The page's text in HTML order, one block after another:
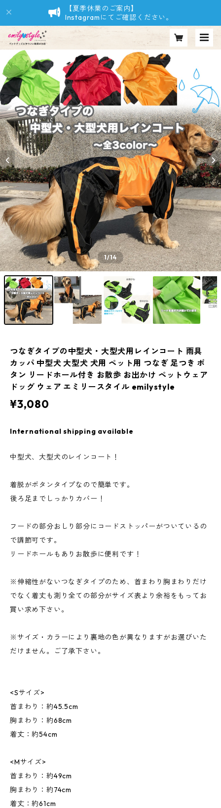
【夏季休業のご案内】
Instagramにてご確認ください。
1/14
つなぎタイプの中型犬・大型犬用レインコート 雨具
カッパ 中型犬 大型犬 犬用 ペット用 つなぎ 足つき ボ
タン リードホール付き お散歩 お出かけ ペットウェア
ドッグ ウェア エミリースタイル emilystyle
¥3,080
International shipping available
中型犬、大型犬のレインコート！
着脱がボタンタイプなので簡単です。
後ろ足までしっかりカバー！
フードの部分おしり部分にコードストッパーがついているの
で調節可です。
リードホールもありお散歩に便利です！
※伸縮性がないつなぎタイプのため、首まわり胸まわりだけ
でなく着丈も測り全ての部分がサイズ表より余裕をもってお
買い求め下さい。
※サイズ・カラーにより裏地の色が異なりますがお選びいた
だけません。ご了承下さい。
<Sサイズ>
首まわり：約45.5cm
胸まわり：約68cm
着丈：約54cm
<Mサイズ>
首まわり：約49cm
胸まわり：約74cm
着丈：約61cm